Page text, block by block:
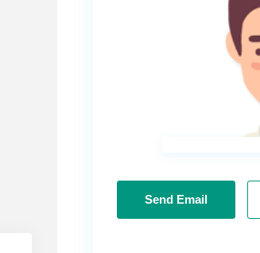
Send Email